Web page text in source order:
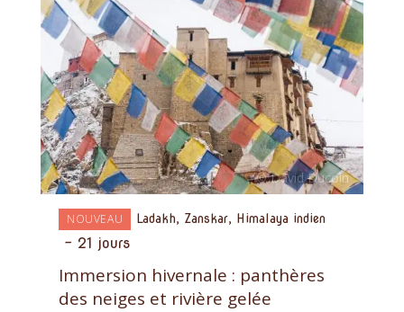
NOUVEAU Ladakh, Zanskar, Himalaya indien
- 21 jours
Immersion hivernale : panthères
des neiges et rivière gelée